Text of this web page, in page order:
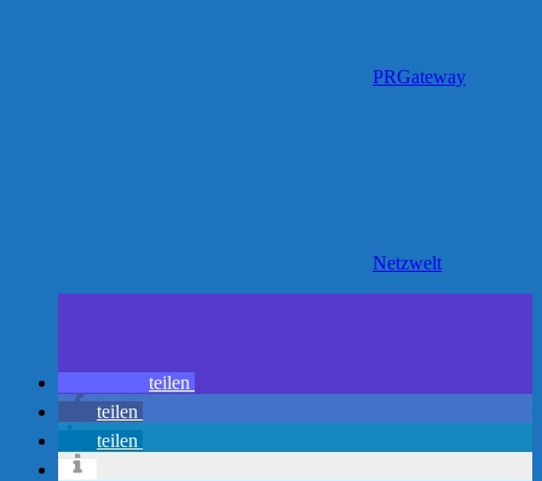
PRGateway
Netzwelt
teilen
teilen
teilen